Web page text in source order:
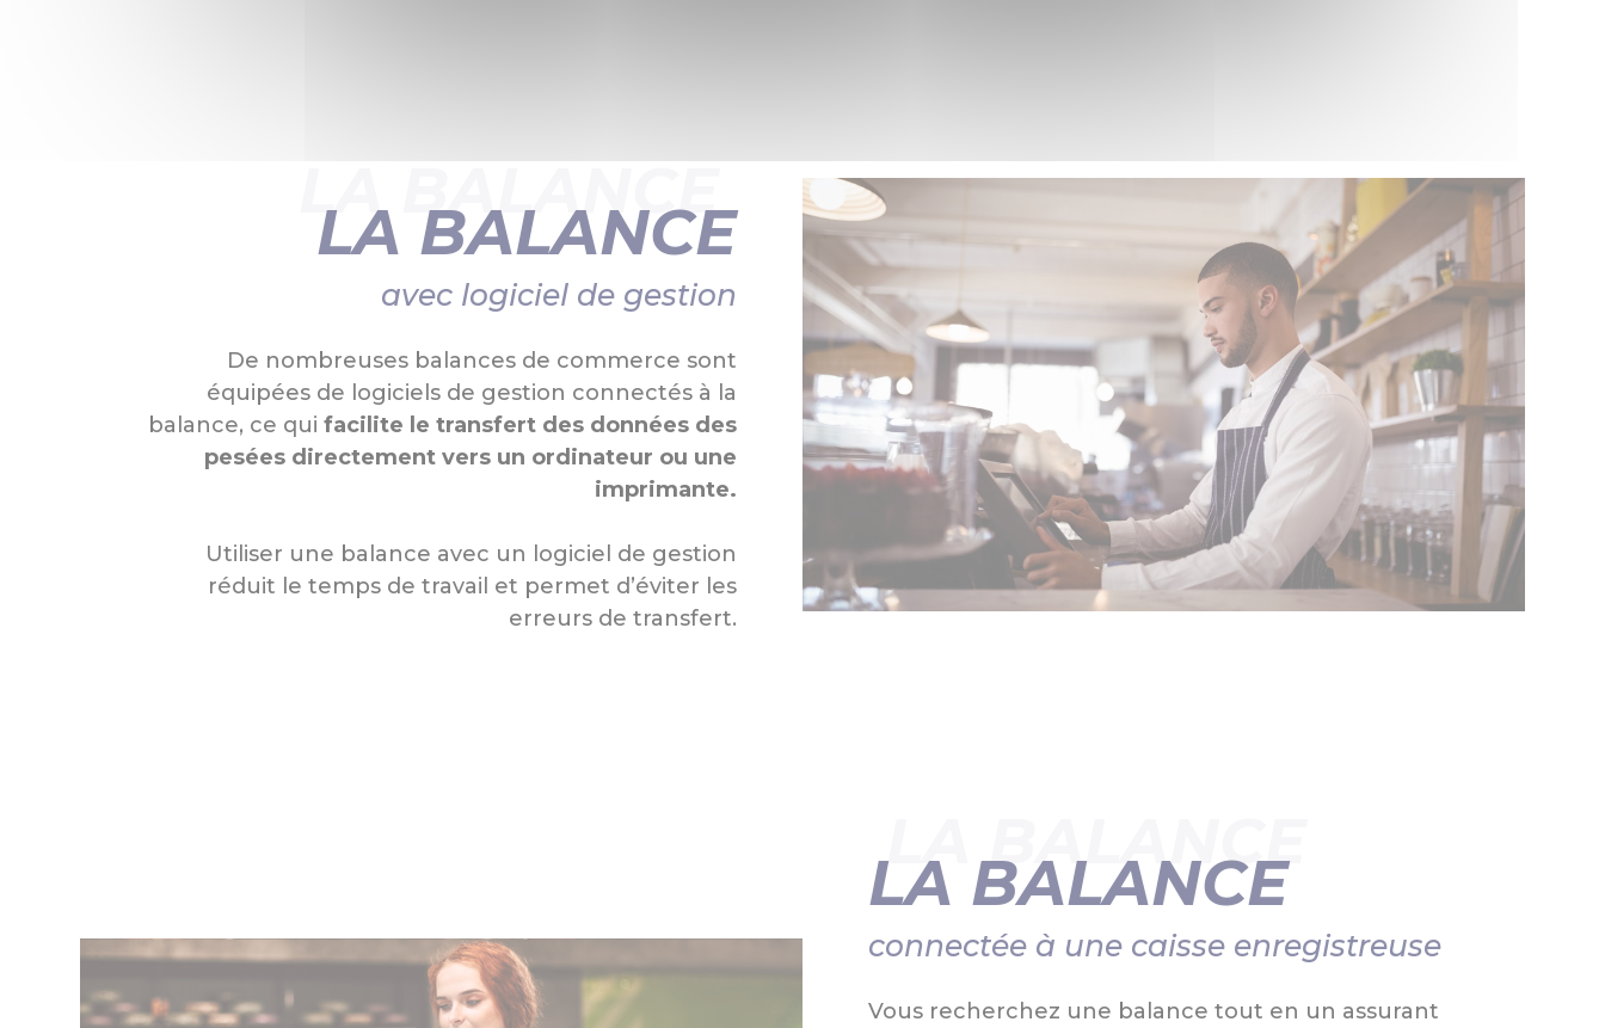
LA BALANCE
avec logiciel de gestion
LA BALANCE
De nombreuses balances de commerce sont
équipées de logiciels de gestion connectés à la
balance, ce qui facilite le transfert des données des
pesées directement vers un ordinateur ou une
imprimante.
Utiliser une balance avec un logiciel de gestion
réduit le temps de travail et permet d’éviter les
erreurs de transfert.
LA BALANCE
connectée à une caisse enregistreuse
LA BALANCE
Vous recherchez une balance tout en un assurant